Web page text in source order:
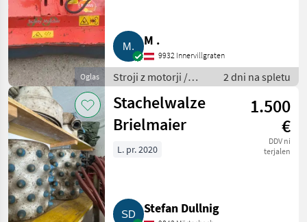
Oglas
M .
9932 Innervillgraten
Stroji z motorji /
Motorna kosilnica/
prekopalnik
2 dni na spletu
Stachelwalze
Brielmaier
1.500
€
DDV ni
terjalen
L. pr. 2020
Stefan Dullnig